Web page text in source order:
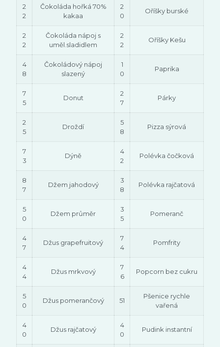
2
2
Čokoláda hořká 70%
kakaa
2
0
Oříšky burské
2
2
Čokoláda nápoj s
uměl.sladidlem
2
2
Oříšky Kešu
4
8
Čokoládový nápoj
slazený
1
0
Paprika
7
5
Donut
2
7
Párky
2
5
Droždí
5
8
Pizza sýrová
7
3
Dýně
4
2
Polévka čočková
8
7
Džem jahodový
3
8
Polévka rajčatová
5
0
Džem průměr
3
5
Pomeranč
4
7
Džus grapefruitový
7
4
Pomfrity
4
4
Džus mrkvový
7
6
Popcorn bez cukru
5
0
Džus pomerančový 51
Pšenice rychle
vařená
4
0
Džus rajčatový
4
0
Pudink instantní